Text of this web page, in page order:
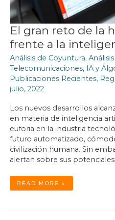
El gran reto de la
frente a la
Análisis de Coyuntura,
Telecomunicaciones, IA y
Publicaciones Recientes,
julio, 2022
Los nuevos desarrollos
en materia de inteligencia
euforia en la industria
futuro automatizado,
civilización humana. Sin
alertan sobre sus
EL
GRAN
RETO
FRENTE
READ MORE »